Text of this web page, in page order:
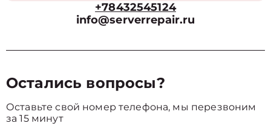
+78432545124
info@serverrepair.ru
Остались вопросы?
Оставьте свой номер телефона, мы перезвоним
за 15 минут